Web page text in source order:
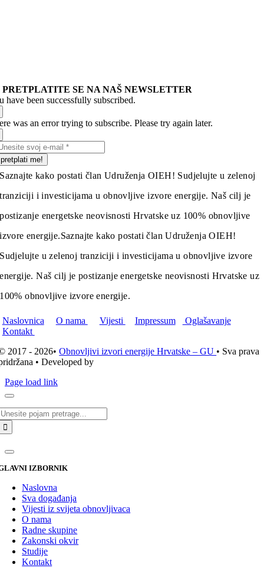
PRETPLATITE SE NA NAŠ NEWSLETTER
have been successfully subscribed.
was an error trying to subscribe. Please try again later.
pretplati me!
Saznajte kako postati član Udruženja OIEH! Sudjelujte u zelenoj
tranziciji i investicijama u obnovljive izvore energije. Naš cilj je
postizanje energetske neovisnosti Hrvatske uz 100% obnovljive
izvore energije.Saznajte kako postati član Udruženja OIEH!
Sudjelujte u zelenoj tranziciji i investicijama u obnovljive izvore
energije. Naš cilj je postizanje energetske neovisnosti Hrvatske uz
100% obnovljive izvore energije.
Naslovnica O nama Vijesti Impressum
Oglašavanje
Kontakt
2017 - 2026•Obnovljivi izvori energije Hrvatske – GU • Sva prava
• Developed by
Page load link
IZBORNIK
Naslovna
Sva događanja
Vijesti iz svijeta obnovljivaca
O nama
Radne skupine
Zakonski okvir
Studije
Kontakt